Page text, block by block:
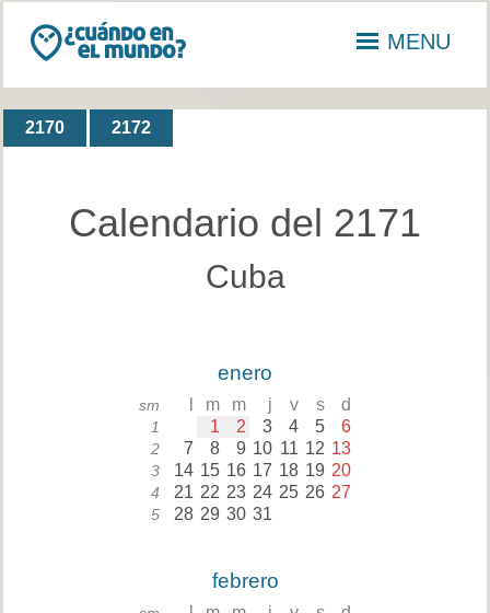
MENU
2170 2172
Calendario del 2171
Cuba
enero
sm m m j v s d
1 1 2 3 4 5 6
2 7 8 9 10 11 12 13
3 14 15 16 17 18 19 20
4 21 22 23 24 25 26 27
5 28 29 30 31
febrero